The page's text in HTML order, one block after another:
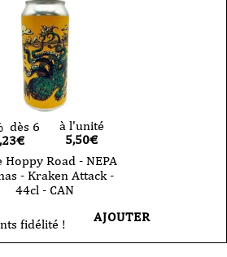
dès 6
à l'unité
5,50€
Hoppy Road - NEPA
- Kraken Attack -
44cl - CAN
fidélité ! AJOUTER